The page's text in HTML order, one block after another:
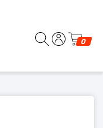
0